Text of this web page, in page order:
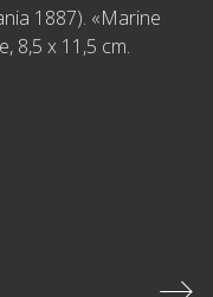
1887). «Marine
8,5 x 11,5 cm.